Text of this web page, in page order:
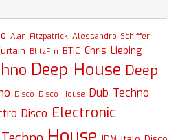
Alan Fitzpatrick Alessandro Schiffer
BlitzFm BTIC Chris Liebing
Deep House Deep
Disco Disco House Dub Techno
Disco Electronic